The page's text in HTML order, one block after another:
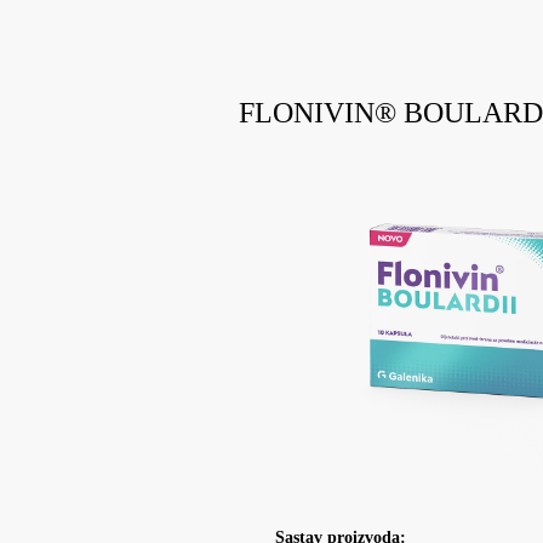
FLONIVIN®
Sastav proizvoda: